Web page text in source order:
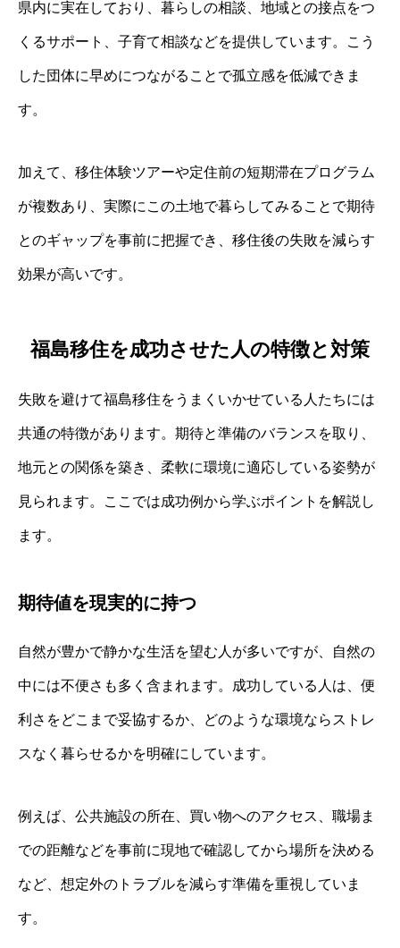
県内に実在しており、暮らしの相談、地域との接点をつ
くるサポート、子育て相談などを提供しています。こう
した団体に早めにつながることで孤立感を低減できま
す。
加えて、移住体験ツアーや定住前の短期滞在プログラム
が複数あり、実際にこの土地で暮らしてみることで期待
とのギャップを事前に把握でき、移住後の失敗を減らす
効果が高いです。
福島移住を成功させた人の特徴と対策
失敗を避けて福島移住をうまくいかせている人たちには
共通の特徴があります。期待と準備のバランスを取り、
地元との関係を築き、柔軟に環境に適応している姿勢が
見られます。ここでは成功例から学ぶポイントを解説し
ます。
期待値を現実的に持つ
自然が豊かで静かな生活を望む人が多いですが、自然の
中には不便さも多く含まれます。成功している人は、便
利さをどこまで妥協するか、どのような環境ならストレ
スなく暮らせるかを明確にしています。
例えば、公共施設の所在、買い物へのアクセス、職場ま
での距離などを事前に現地で確認してから場所を決める
など、想定外のトラブルを減らす準備を重視していま
す。